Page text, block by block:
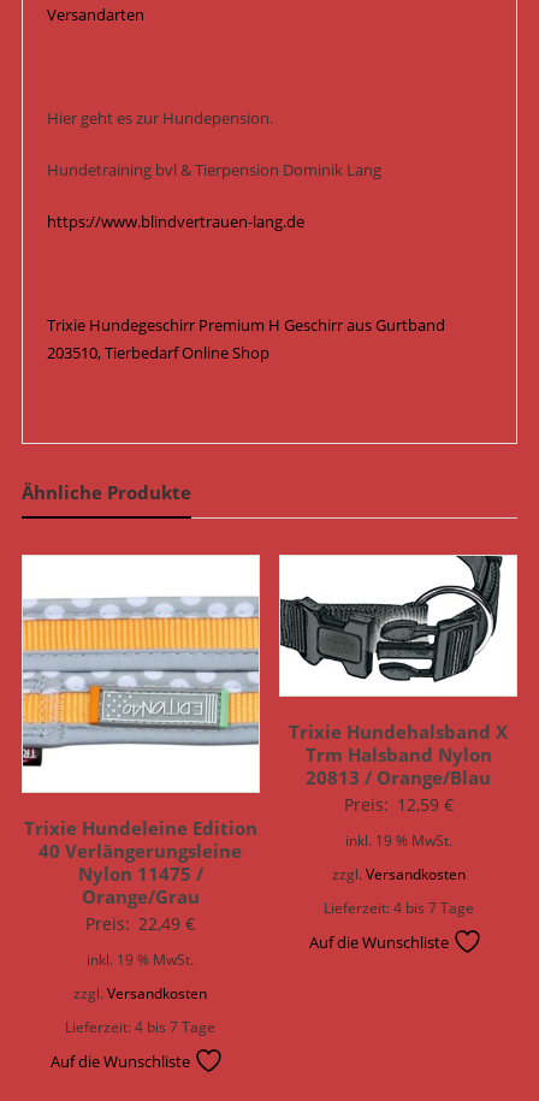
Versandarten
Hier geht es zur Hundepension.
Hundetraining bvl & Tierpension Dominik Lang
https://www.blindvertrauen-lang.de
Trixie Hundegeschirr Premium H Geschirr aus Gurtband
203510, Tierbedarf Online Shop
Ähnliche Produkte
Trixie Hundeleine Edition
40 Verlängerungsleine
Nylon 11475 /
Orange/Grau
Preis: 22,49€
inkl. 19 % MwSt.
zzgl.Versandkosten
Lieferzeit:4 bis 7 Tage
Auf die Wunschliste
Trixie Hundehalsband X
Trm Halsband Nylon
20813 / Orange/Blau
Preis: 12,59 €
inkl. 19 % MwSt.
zzgl. Versandkosten
Lieferzeit:4 bis 7 Tage
Auf die Wunschliste